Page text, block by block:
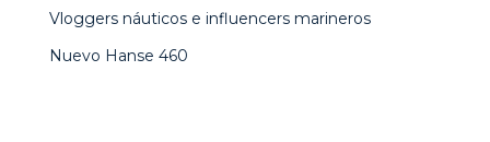
Vloggers náuticos e influencers marineros
Nuevo Hanse 460